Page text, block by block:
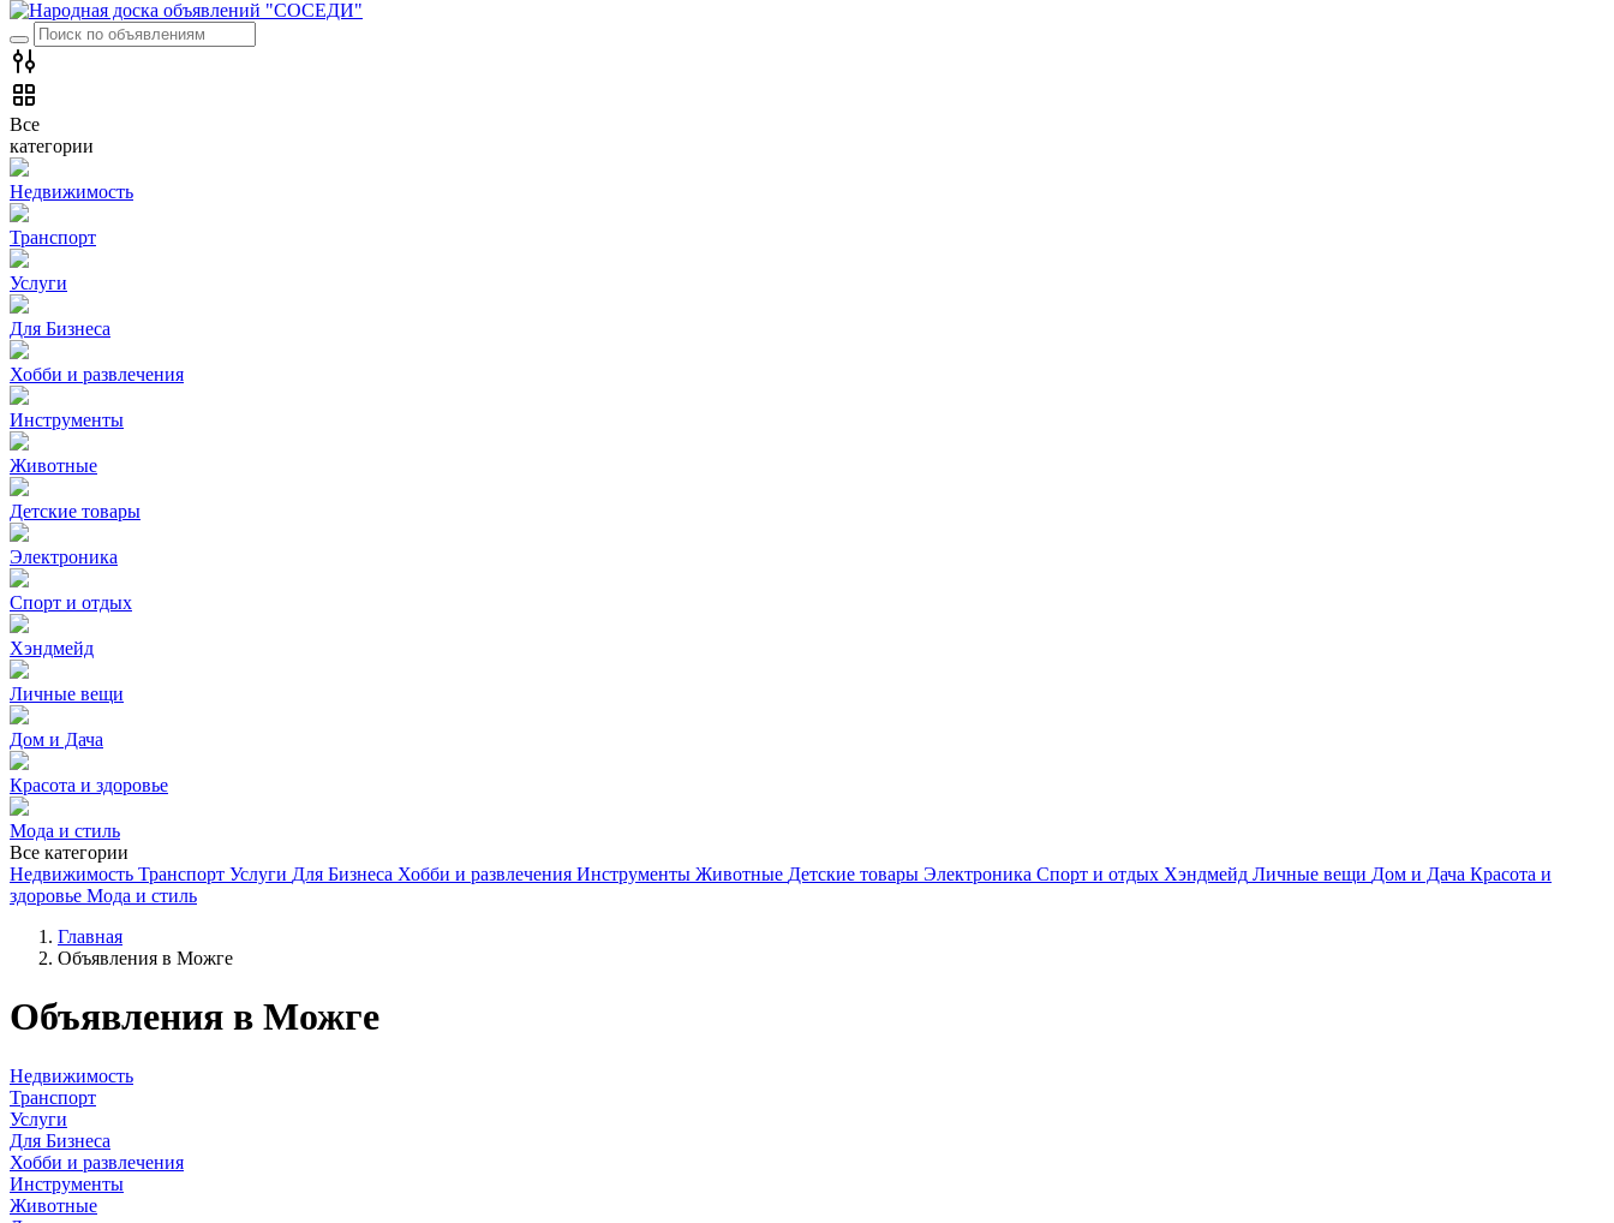
Все
категории
Недвижимость
Транспорт
Услуги
Для Бизнеса
Хобби и развлечения
Инструменты
Животные
Детские товары
Электроника
Спорт и отдых
Хэндмейд
Личные вещи
Дом и Дача
Красота и здоровье
Мода и стиль
Все категории
Недвижимость Транспорт Услуги Для Бизнеса Хобби и развлечения Инструменты Животные Детские товары Электроника Спорт и отдых Хэндмейд Личные вещи Дом и Дача Красота и
здоровье Мода и стиль
Главная
Объявления в Можге
Объявления в Можге
Недвижимость
Транспорт
Услуги
Для Бизнеса
Хобби и развлечения
Инструменты
Животные